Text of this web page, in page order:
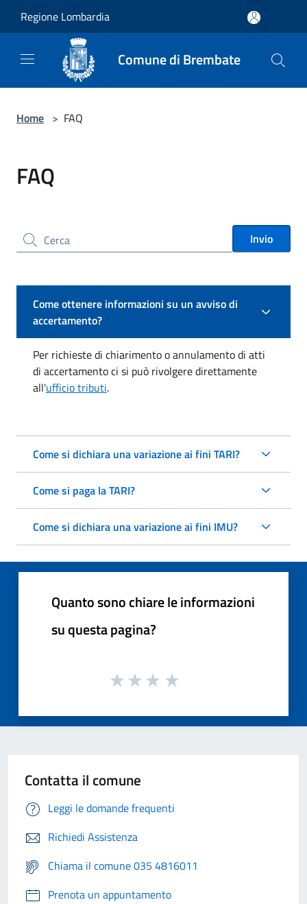
Regione Lombardia
Comune di Brembate
Home > FAQ
FAQ
Cerca nel sito Invio
Come ottenere informazioni su un avviso di
accertamento?
Per richieste di chiarimento o annulamento di atti
di accertamento ci si può rivolgere direttamente
all'ufficio tributi.
Come si dichiara una variazione ai fini TARI?
Come si paga la TARI?
Come si dichiara una variazione ai fini IMU?
Quanto sono chiare le informazioni
su questa pagina?
Contatta il comune
Leggi le domande frequenti
Richiedi Assistenza
Chiama il comune 035 4816011
Prenota un appuntamento